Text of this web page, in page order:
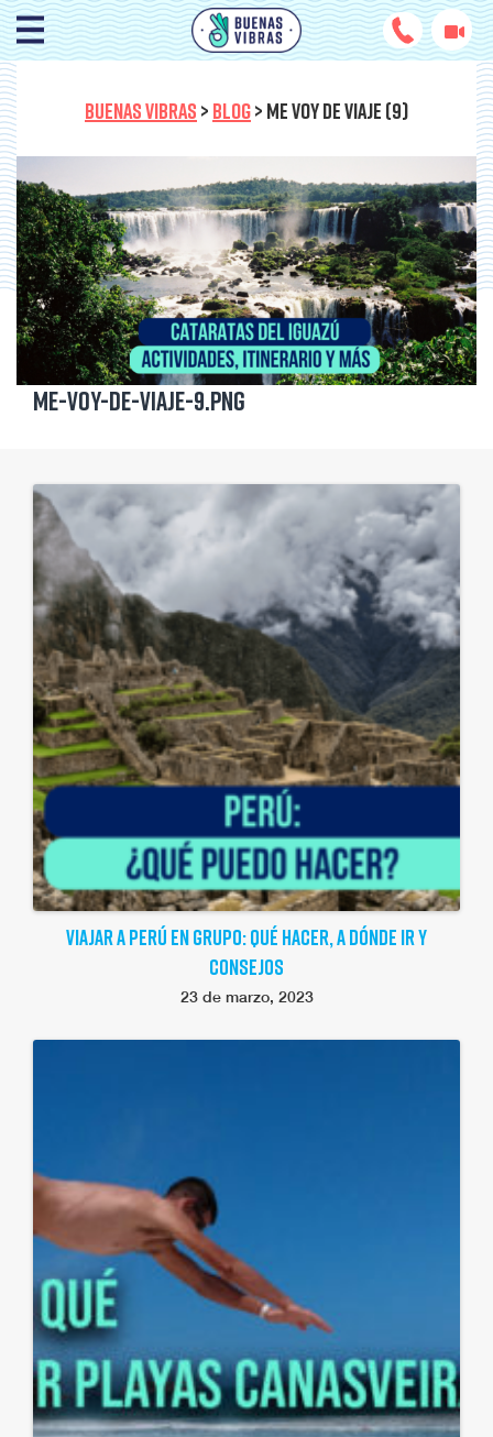
BUENAS VIBRAS > BLOG> ME VOY DE VIAJE (9)
Me-voy-de-viaje-9.png
VIAJAR A PERÚ EN GRUPO: QUÉ HACER, A DÓNDE IR Y
CONSEJOS
23 de marzo, 2023